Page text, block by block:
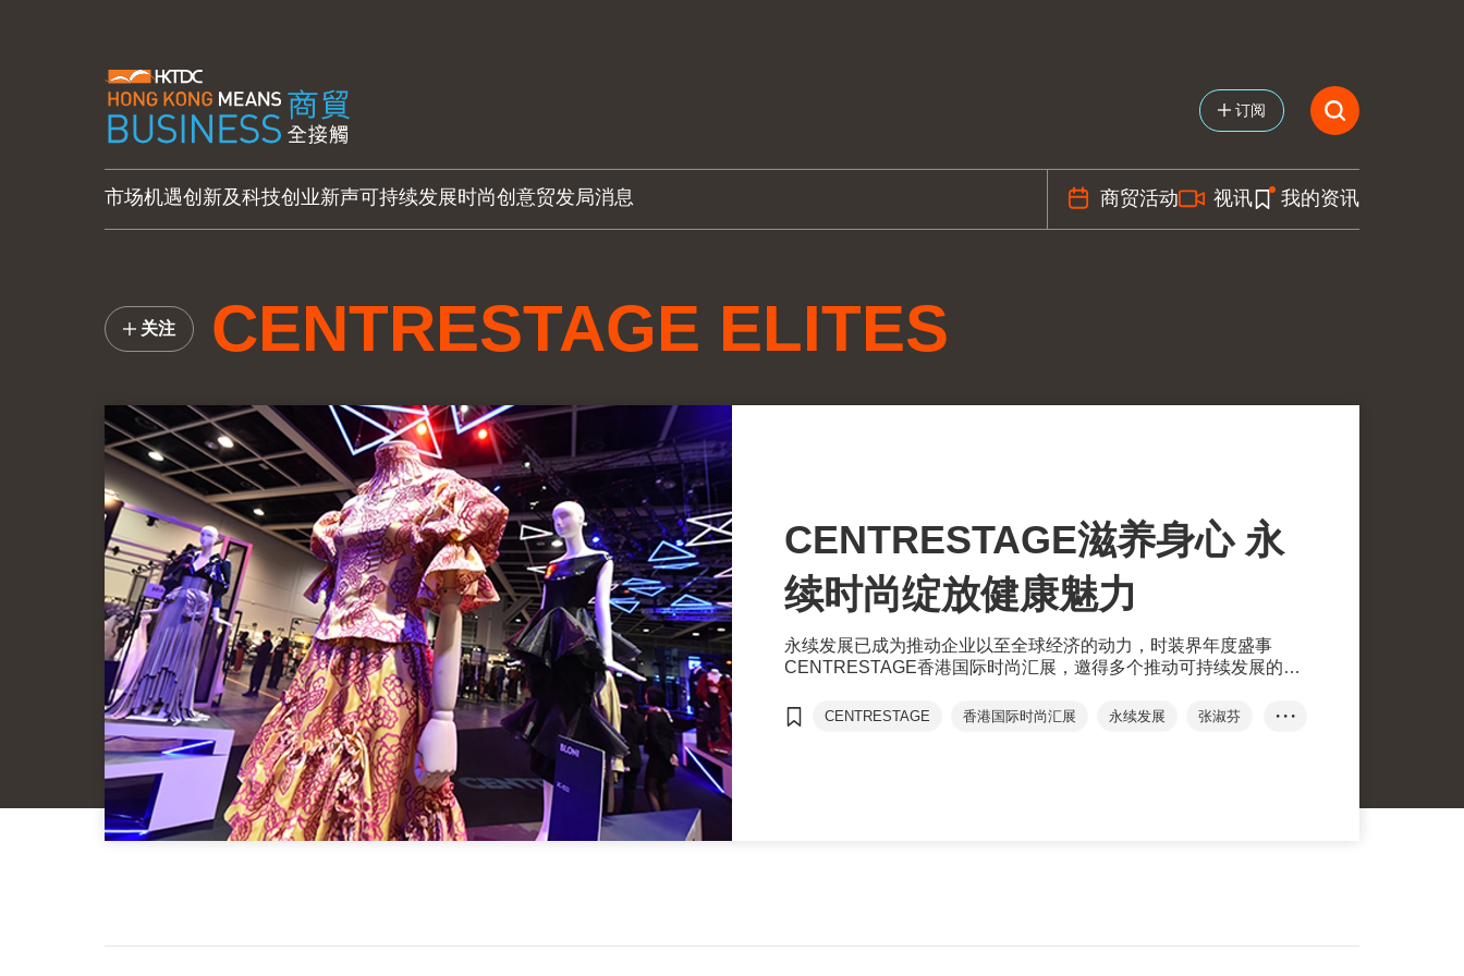
订阅
市场机遇创新及科技创业新声可持续发展时尚创意贸发局消息 商贸活动 视讯 我的资讯
CENTRESTAGE ELITES
关注
CENTRESTAGE滋养身心 永
续时尚绽放健康魅力
永续发展已成为推动企业以至全球经济的动力，时装界年度盛事
CENTRESTAGE香港国际时尚汇展，邀得多个推动可持续发展的时
行时尚。CENTRESTAGE 香港国际时尚汇展 永续发展
张淑芬
• • •